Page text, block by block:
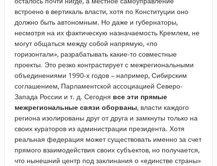
встроено в вертикаль власти, хотя по Конституции оно
должно быть автономным. Но даже и губернаторы,
несмотря на их фактическую назначаемость Кремлем, не
могут общаться между собой напрямую, «по
горизонтали», разрабатывать какие-то совместные
проекты. Это резко контрастирует с межрегиональными
объединениями 1990-х годов – например, Сибирским
соглашением, Парламентской ассоциацией Северо-
Запада России и т. д. Сегодня все эти прямые
межрегиональные связи оборваны, власти каждого
региона изолированы друг от друга и замкнуты только на
своих кураторов из администрации президента. Хотя
реальная федерация может существовать именно за счет
прямого взаимодействия своих субъектов, но получается,
что нынешний центр под заклинания о «единстве страны»